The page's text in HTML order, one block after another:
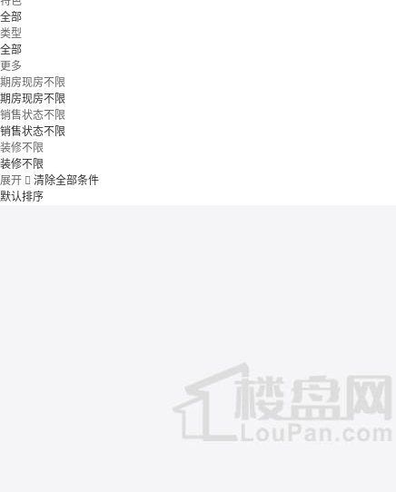
全部
类型
全部
更多
期房现房不限
期房现房不限
销售状态不限
销售状态不限
装修不限
装修不限
展开  清除全部条件
默认排序